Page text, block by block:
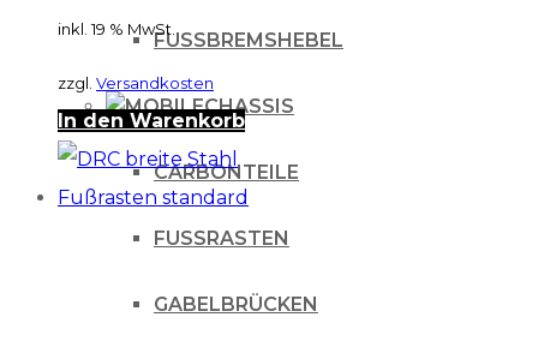
FUSSBREMSHEBEL
CHASSIS
CARBONTEILE
FUSSRASTEN
GABELBRÜCKEN
inkl. 19 % MwSt.
zzgl. Versandkosten
In den Warenkorb